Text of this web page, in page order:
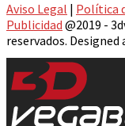
Aviso Legal | Política
Publicidad @2019 -
reservados. Designed